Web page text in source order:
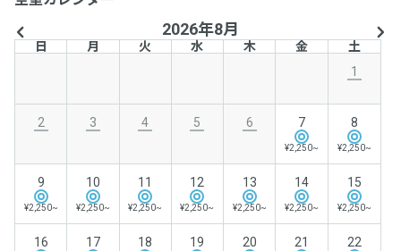
2026年8月
日 月 火 水 木 金
土
1
2 3 4 5 6 7
¥2,250~
8
¥2,250~
9
¥2,250~
10
¥2,250~
11
¥2,250~
12
¥2,250~
13
¥2,250~
14
¥2,250~
15
¥2,250~
16 17 18 19 20 21 22